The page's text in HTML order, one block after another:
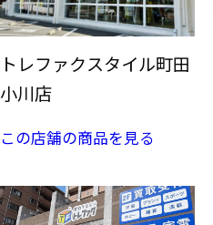
トレファクスタイル町田
小川店
この店舗の商品を見る